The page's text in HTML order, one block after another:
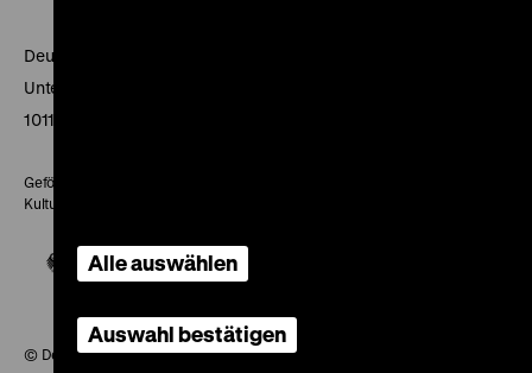
Deutsches Historisches Museum
Unter den Linden 2
10117 Berlin
Gefördert mit Mitteln des Beauftragten der Bundesregierung für
Kultur und Medien
© Deutsches Historisches Museum, 2026
Alle auswählen
Auswahl bestätigen